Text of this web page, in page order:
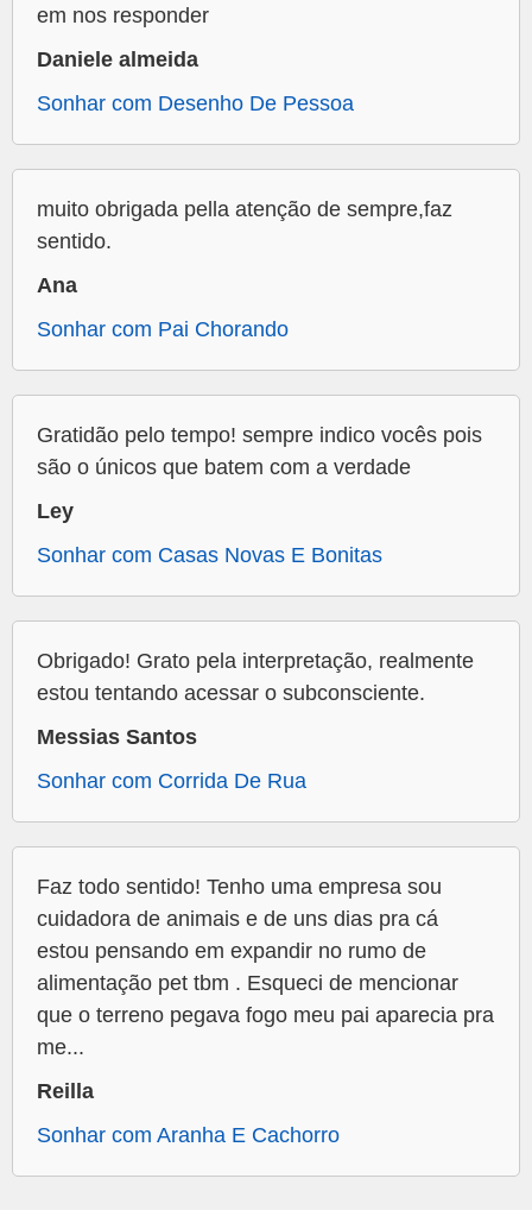
em nos responder
Daniele almeida
Sonhar com Desenho De Pessoa
muito obrigada pella atenção de sempre,faz
sentido.
Ana
Sonhar com Pai Chorando
Gratidão pelo tempo! sempre indico vocês pois
são o únicos que batem com a verdade
Ley
Sonhar com Casas Novas E Bonitas
Obrigado! Grato pela interpretação, realmente
estou tentando acessar o subconsciente.
Messias Santos
Sonhar com Corrida De Rua
Faz todo sentido! Tenho uma empresa sou
cuidadora de animais e de uns dias pra cá
estou pensando em expandir no rumo de
alimentação pet tbm . Esqueci de mencionar
que o terreno pegava fogo meu pai aparecia pra
me...
Reilla
Sonhar com Aranha E Cachorro